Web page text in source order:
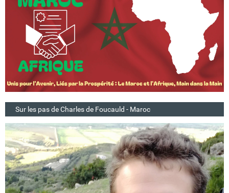
Sur les pas de Charles de Foucauld - Maroc